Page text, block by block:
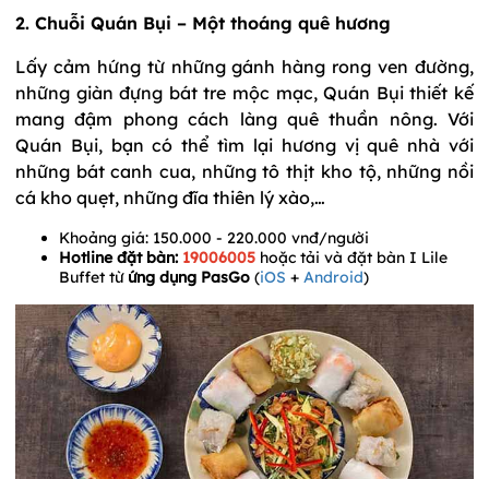
2. Chuỗi Quán Bụi – Một thoáng quê hương
Lấy cảm hứng từ những gánh hàng rong ven đường,
những giàn đựng bát tre mộc mạc, Quán Bụi thiết kế
mang đậm phong cách làng quê thuần nông. Với
Quán Bụi, bạn có thể tìm lại hương vị quê nhà với
những bát canh cua, những tô thịt kho tộ, những nồi
cá kho quẹt, những đĩa thiên lý xào,…
Khoảng giá: 150.000 - 220.000 vnđ/người
Hotline đặt bàn: 19006005 hoặc tải và đặt bàn I Lile
Buffet từứng dụng PasGo (iOS + Android)